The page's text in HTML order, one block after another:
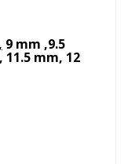
9 mm ,9.5
11.5 mm, 12